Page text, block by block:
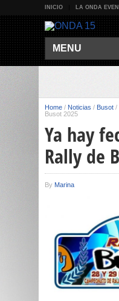
INICIO LA ONDA
MENU
Home / Noticias / Busot /
Busot 2025
Ya hay
Rally de
By Marina